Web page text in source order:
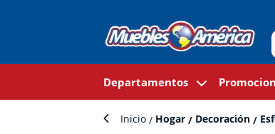
Departamentos
Inicio Hogar Decoración